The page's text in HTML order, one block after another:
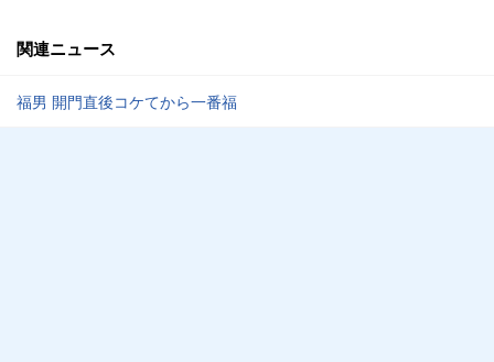
関連ニュース
福男 開門直後コケてから一番福